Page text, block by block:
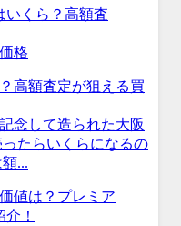
格
高額査定が狙える買
念して造られた大阪
たらいくらになるの
...